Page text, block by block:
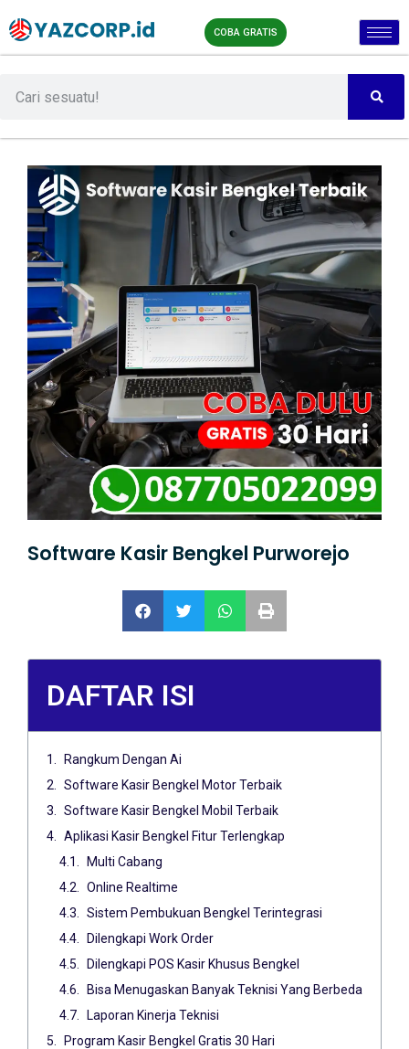
COBA GRATIS
Software Kasir Bengkel Purworejo
DAFTAR ISI
Rangkum Dengan Ai
Software Kasir Bengkel Motor Terbaik
Software Kasir Bengkel Mobil Terbaik
Aplikasi Kasir Bengkel Fitur Terlengkap
Multi Cabang
Online Realtime
Sistem Pembukuan Bengkel Terintegrasi
Dilengkapi Work Order
Dilengkapi POS Kasir Khusus Bengkel
Bisa Menugaskan Banyak Teknisi Yang Berbeda
Laporan Kinerja Teknisi
Program Kasir Bengkel Gratis 30 Hari